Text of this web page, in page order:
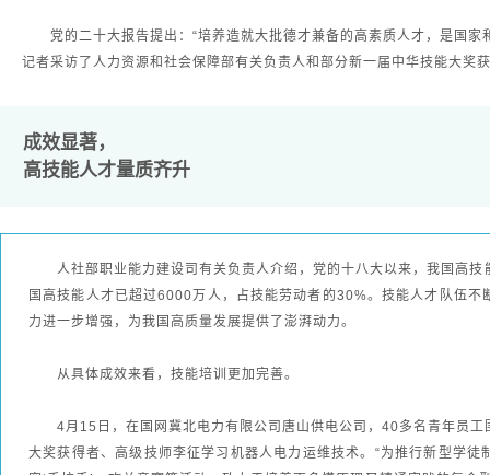
党的二十大报告提出：“培养造就大批德才兼备的高素质人才，是国
记者采访了人力资源和社会保障部有关负责人和部分新一届中华技能大奖
成效显著，
高技能人才量质齐升
人社部职业能力建设司有关负责人介绍，党的十八大以来，我国高
国高技能人才已超过6000万人，占技能劳动者的30%。技能人才队伍不
力进一步增强，为我国高质量发展提供了澎湃动力。
从具体成效来看，技能培训更加完善。
4月15日，在国网冀北电力有限公司唐山供电公司，40多名青年员
大奖获得者、高级技师李征学习机器人电力运维技术。“为推行新型学徒